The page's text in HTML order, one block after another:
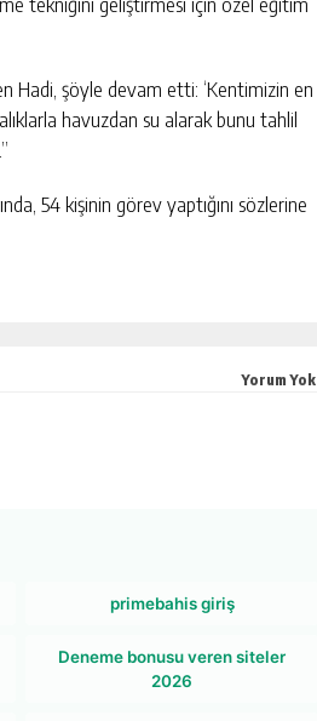
Hadi, şöyle devam etti: ‘Kentimizin en
havuzdan su alarak bunu tahlil
54 kişinin görev yaptığını sözlerine
Yorum Yok
primebahis giriş
Deneme bonusu veren siteler
2026